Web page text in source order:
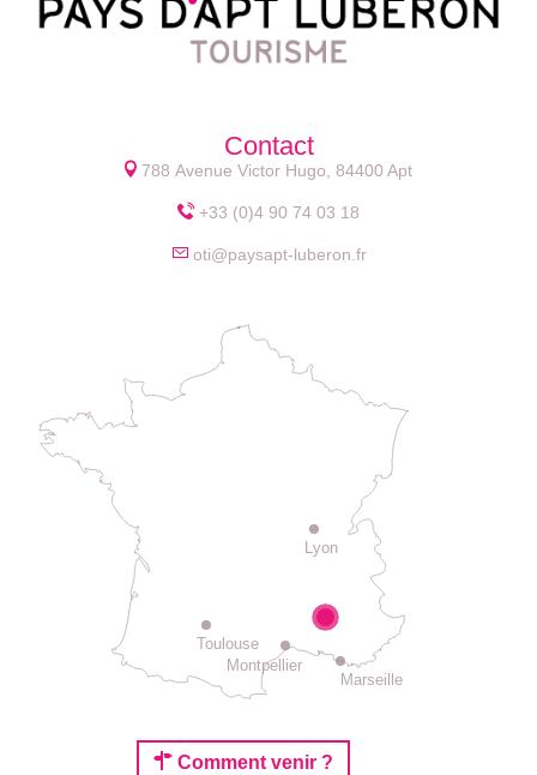
Contact
788 Avenue Victor Hugo, 84400 Apt
+33 (0)4 90 74 03 18
oti@paysapt-luberon.fr
Lyon
Montpellier
Toulouse
Marseille
Comment venir ?